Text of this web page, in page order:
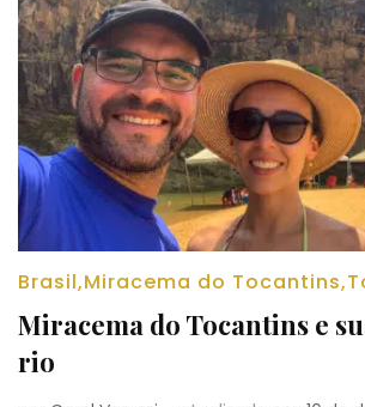
Brasil,Miracema do Tocantins,
Miracema do Tocantins e
rio